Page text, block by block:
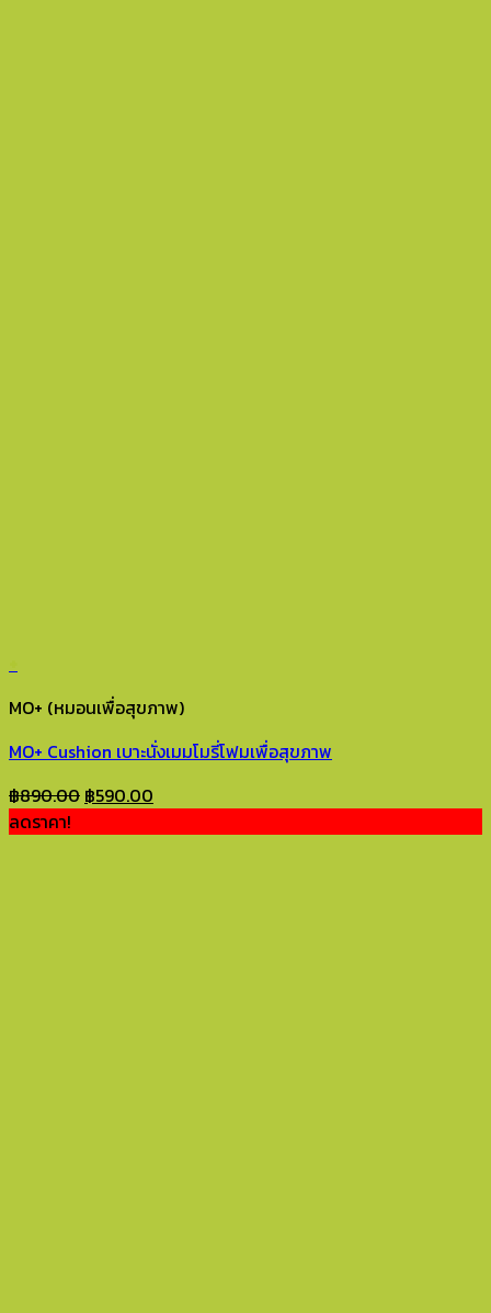
MO+ (หมอนเพื่อสุขภาพ)
MO+ Cushion เบาะนั่งเมมโมรี่โฟมเพื่อสุขภาพ
฿890.00 Original
฿590.00
ลดราคา!